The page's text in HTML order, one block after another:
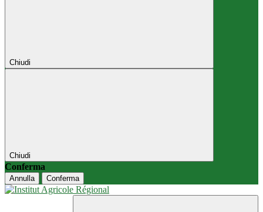
Chiudi
Chiudi
Conferma
Annulla Conferma